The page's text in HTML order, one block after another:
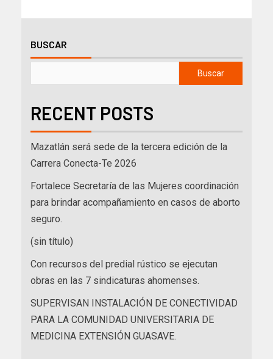
BUSCAR
Buscar
RECENT POSTS
Mazatlán será sede de la tercera edición de la
Carrera Conecta-Te 2026
Fortalece Secretaría de las Mujeres coordinación
para brindar acompañamiento en casos de aborto
seguro.
(sin título)
Con recursos del predial rústico se ejecutan
obras en las 7 sindicaturas ahomenses.
SUPERVISAN INSTALACIÓN DE CONECTIVIDAD
PARA LA COMUNIDAD UNIVERSITARIA DE
MEDICINA EXTENSIÓN GUASAVE.